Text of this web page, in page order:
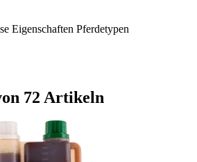
Eigenschaften Pferdetypen
72 Artikeln